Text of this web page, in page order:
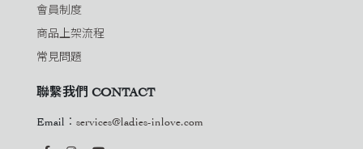
會員制度
商品上架流程
常見問題
聯繫我們 CONTACT
Email： services@ladies-inlove.com